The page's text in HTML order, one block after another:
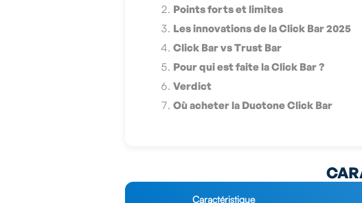
Points forts et limites
Les innovations de la Click Bar 2025
Click Bar vs Trust Bar
Pour qui est faite la Click Bar ?
Verdict
Où acheter la Duotone Click Bar
Caractéristique